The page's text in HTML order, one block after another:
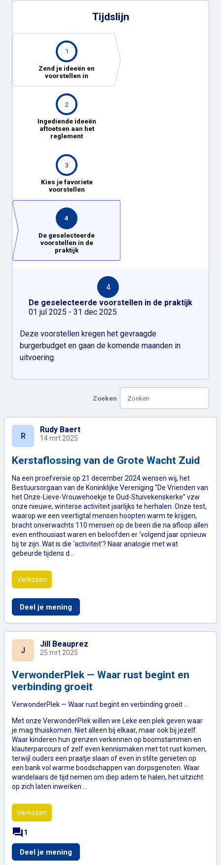
Tijdslijn
1
Zend je ideeën en
voorstellen in
2
Ingediende ideeën
aftoetsen aan het
reglement
3
Kies je favoriete
voorstellen
4
De geselecteerde
voorstellen in de
praktijk
4
De geselecteerde voorstellen in de praktijk
01 jul 2025 - 31 dec 2025
Deze voorstellen kregen het gevraagde
burgerbudget en gaan de komende maanden in
uitvoering.
Zoeken
R
Rudy Baert
14 mrt 2025
Kerstaflossing van de Grote Wacht Zuid
Na een proefversie op 21 december 2024 wensen wij, het
Bestuursorgaan van de Koninklijke Vereniging “De Vrienden van
het Onze-Lieve-Vrouwehoekje te Oud-Stuivekenskerke” vzw
onze nieuwe, winterse activiteit jaarlijks te herhalen. Onze test,
waarop we een veertigtal mensen hoopten warm te krijgen,
bracht onverwachts 110 mensen op de been die na afloop allen
even enthousiast waren en beloofden er ‘volgend jaar opnieuw
bij te zijn. Wat is die ‘activiteit’? Naar analogie met wat
gebeurde tijdens d…
Verkozen
Deel je meningKerstaflossing van de Grote Wacht Zuid
J
Jill Beauprez
25 mrt 2025
VerwonderPlek — Waar rust begint en
verbinding groeit
VerwonderPlek — Waar rust begint en verbinding groeit ...
Met onze VerwonderPlek willen we Leke een plek geven waar
je mag thuiskomen. Niet alleen bij elkaar, maar ook bij jezelf.
Waar kinderen hun grenzen verkennen op boomstammen en
klauterparcours of zelf even kennismaken met tot rust komen,
terwijl ouders een praatje slaan of even in stilte genieten op
een bank vol warme boodschappen van dorpsgenoten. Waar
wandelaars de tijd nemen om diep adem te halen, het uitzicht
op zich laten inwerken …
Verkozen
forum1
Deel je meningVerwonderPlek — Waar rust begint en